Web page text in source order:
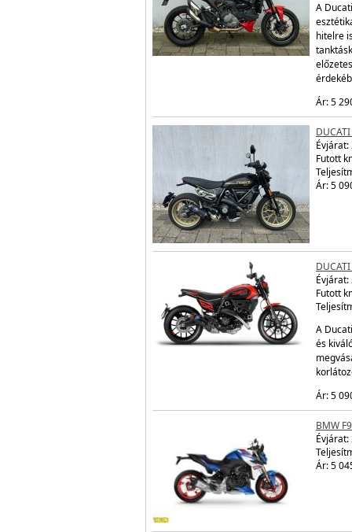
A
hitelre
Ár: 5
Évjárat:
Futott
Ár: 5
Évjárat:
Futott
A
és
Ár: 5
BMW
Évjárat:
Ár: 5